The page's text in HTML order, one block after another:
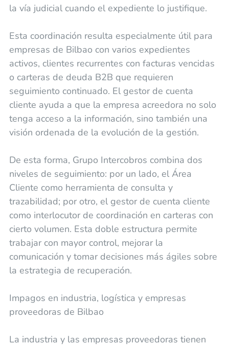
la vía judicial cuando el expediente lo justifique.
Esta coordinación resulta especialmente útil para
empresas de Bilbao con varios expedientes
activos, clientes recurrentes con facturas vencidas
o carteras de deuda B2B que requieren
seguimiento continuado. El gestor de cuenta
cliente ayuda a que la empresa acreedora no solo
tenga acceso a la información, sino también una
visión ordenada de la evolución de la gestión.
De esta forma, Grupo Intercobros combina dos
niveles de seguimiento: por un lado, el Área
Cliente como herramienta de consulta y
trazabilidad; por otro, el gestor de cuenta cliente
como interlocutor de coordinación en carteras con
cierto volumen. Esta doble estructura permite
trabajar con mayor control, mejorar la
comunicación y tomar decisiones más ágiles sobre
la estrategia de recuperación.
Impagos en industria, logística y empresas
proveedoras de Bilbao
La industria y las empresas proveedoras tienen